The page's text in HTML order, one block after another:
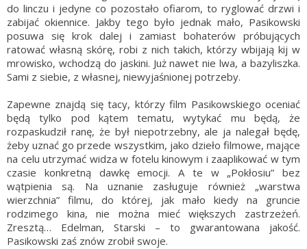
do linczu i jedyne co pozostało ofiarom, to ryglować drzwi i
zabijać okiennice. Jakby tego było jednak mało, Pasikowski
posuwa się krok dalej i zamiast bohaterów próbujących
ratować własną skórę, robi z nich takich, którzy wbijają kij w
mrowisko, wchodzą do jaskini. Już nawet nie lwa, a bazyliszka.
Sami z siebie, z własnej, niewyjaśnionej potrzeby.
Zapewne znajdą się tacy, którzy film Pasikowskiego oceniać
będą tylko pod kątem tematu, wytykać mu będą, że
rozpaskudził ranę, że był niepotrzebny, ale ja nalegał będę,
żeby uznać go przede wszystkim, jako dzieło filmowe, mające
na celu utrzymać widza w fotelu kinowym i zaaplikować w tym
czasie konkretną dawkę emocji. A te w „Pokłosiu” bez
wątpienia są. Na uznanie zasługuje również „warstwa
wierzchnia” filmu, do której, jak mało kiedy na gruncie
rodzimego kina, nie można mieć większych zastrzeżeń.
Zresztą… Edelman, Starski – to gwarantowana jakość.
Pasikowski zaś znów zrobił swoje.